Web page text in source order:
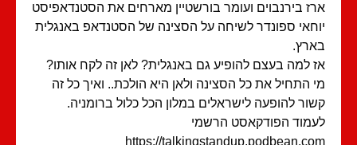
בירנבוים ועומר בורשטיין מארחים את הסטנדאפיסט
ספונדר לשיחה על הסצינה של הסטנדאפ באנגלית
למה בעצם להופיע גם באנגלית? לאן זה לקח אותו?
התחיל את כל הסצינה ולאן היא הולכת.. ואיך כל זה
להופעה לישראלים במלון הכל כלול ברומניה.
הפודקאסט הרשמי
https://